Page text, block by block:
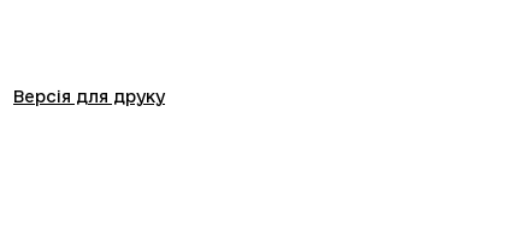
Версія для друку